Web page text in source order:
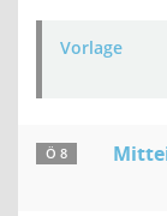
Vorlage
Ö 8